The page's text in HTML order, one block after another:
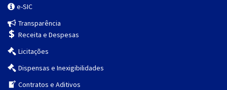
e-SIC
Transparência
Receita e Despesas
Licitações
Dispensas e Inexigibilidades
Contratos e Aditivos